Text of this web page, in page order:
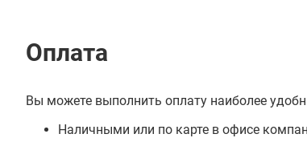
Оплата
Вы можете выполнить оплату наиболее
Наличными или по карте в офисе